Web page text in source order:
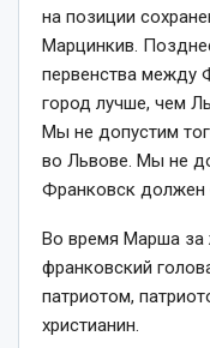
на позиции
Марцинкив.
первенства между
город лучше, чем
Мы не допустим
во Львове. Мы не
Франковск должен
Во время Марша за
франковский
патриотом,
христианин.